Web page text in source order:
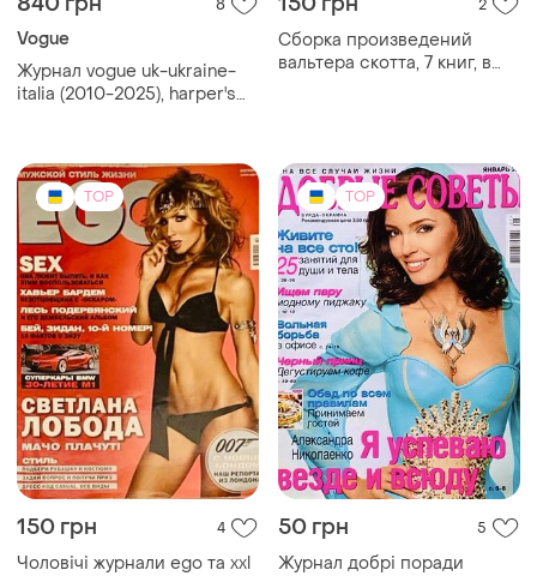
840 грн 8
Vogue
Журнал vogue uk-ukraine-
italia (2010-2025), harper's
звёзды
150 грн 2
Сборка произведений
вальтера скотта, 7 книг, в
TOP
150 грн 4
Чоловічі журнали ego та xxl
TOP
50 грн 5
Журнал добрі поради